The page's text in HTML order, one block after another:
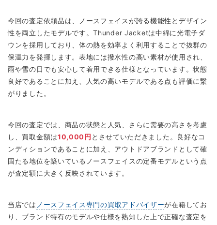
今回の査定依頼品は、ノースフェイスが誇る機能性とデザイン
性を両立したモデルです。Thunder Jacketは中綿に光電子ダ
ウンを採用しており、体の熱を効率よく利用することで抜群の
保温力を発揮します。表地には撥水性の高い素材が使用され、
雨や雪の日でも安心して着用できる仕様となっています。状態
良好であることに加え、人気の高いモデルである点も評価に繋
がりました。
今回の査定では、商品の状態と人気、さらに需要の高さを考慮
し、買取金額は10,000円 とさせていただきました。良好なコ
ンディションであることに加え、アウトドアブランドとして確
固たる地位を築いているノースフェイスの定番モデルという点
が査定額に大きく反映されています。
当店では ノースフェイス専門の買取アドバイザーが在籍してお
り、ブランド特有のモデルや仕様を熟知した上で正確な査定を